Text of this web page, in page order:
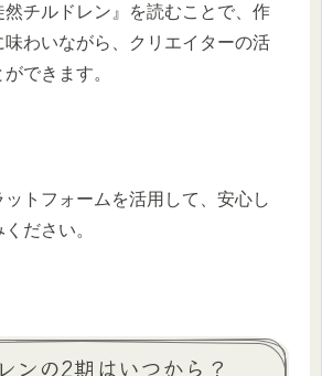
然チルドレン』を読むことで、作
わいながら、クリエイターの活
できます。
トフォームを活用して、安心し
ださい。
ンの2期はいつから？